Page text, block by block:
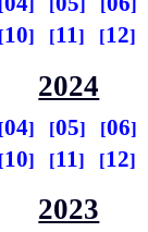
10 11 12
2024
04 05
06
10 11 12
2023